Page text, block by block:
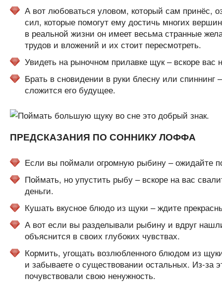
А вот любоваться уловом, который сам принёс,
сил, которые помогут ему достичь многих
в реальной жизни он имеет весьма странные
трудов и вложений и их стоит пересмотреть.
Увидеть на рыночном прилавке щук – вскоре вас
Брать в сновидении в руки блесну или спиннинг
сложится его будущее.
ПРЕДСКАЗАНИЯ ПО СОННИКУ ЛОФФА
Если вы поймали огромную рыбину – ожидайте
Поймать, но упустить рыбу – вскоре на вас
деньги.
Кушать вкусное блюдо из щуки – ждите
А вот если вы разделывали рыбину и вдруг
объяснится в своих глубоких чувствах.
Кормить, угощать возлюбленного блюдом из
и забываете о существовании остальных. Из-за
почувствовали свою ненужность.